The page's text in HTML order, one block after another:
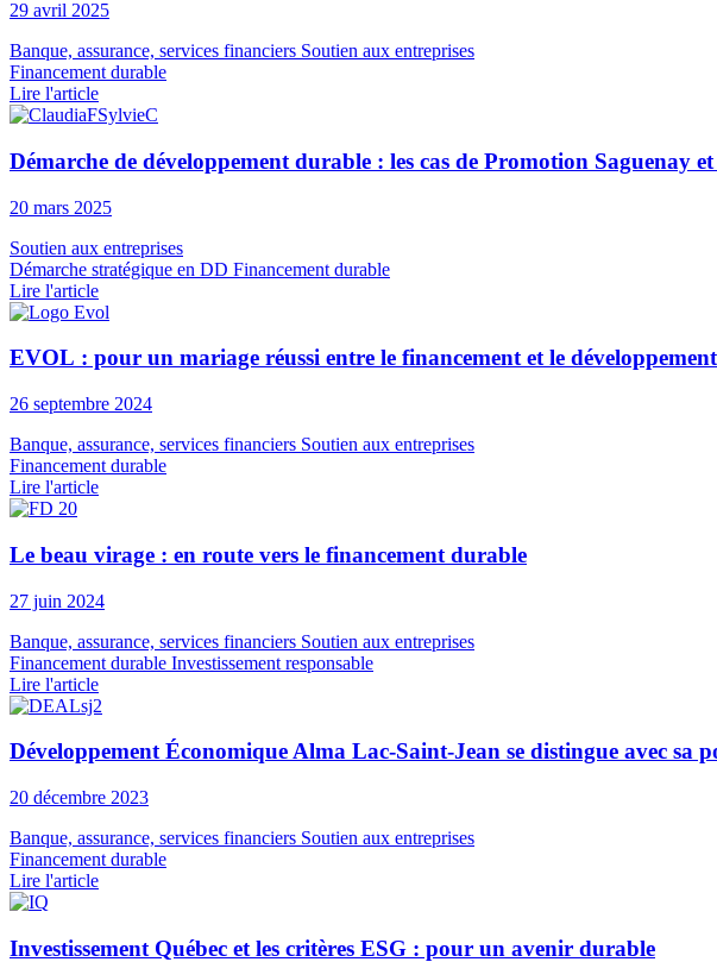
29 avril 2025
Banque, assurance, services financiers Soutien aux entreprises
Financement durable
Lire l'article
Démarche de développement durable : les cas de Promotion Saguenay
20 mars 2025
Soutien aux entreprises
Démarche stratégique en DD Financement durable
Lire l'article
EVOL : pour un mariage réussi entre le financement et le
26 septembre 2024
Banque, assurance, services financiers Soutien aux entreprises
Financement durable
Lire l'article
Le beau virage : en route vers le financement durable
27 juin 2024
Banque, assurance, services financiers Soutien aux entreprises
Financement durable Investissement responsable
Lire l'article
Développement Économique Alma Lac-Saint-Jean se distingue avec sa
20 décembre 2023
Banque, assurance, services financiers Soutien aux entreprises
Financement durable
Lire l'article
Investissement Québec et les critères ESG : pour un avenir durable